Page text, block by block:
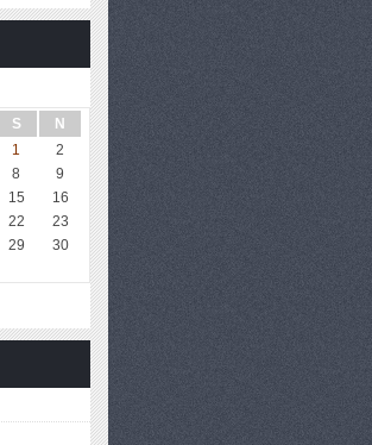
S
N
1
2
8
9
15
16
22
23
29
30